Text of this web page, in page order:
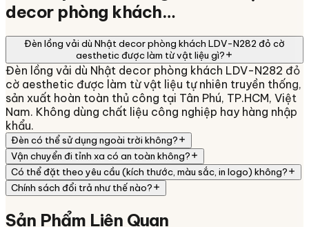
decor phòng khách…
Đèn lồng vải dù Nhật decor phòng khách LDV-N282 đỏ cờ
aesthetic được làm từ vật liệu gì?
Đèn lồng vải dù Nhật decor phòng khách LDV-N282 đỏ
cờ aesthetic được làm từ vật liệu tự nhiên truyền thống,
sản xuất hoàn toàn thủ công tại Tân Phú, TP.HCM, Việt
Nam. Không dùng chất liệu công nghiệp hay hàng nhập
khẩu.
Đèn có thể sử dụng ngoài trời không?
Vận chuyển đi tỉnh xa có an toàn không?
Có thể đặt theo yêu cầu (kích thước, màu sắc, in logo) không?
Chính sách đổi trả như thế nào?
Sản Phẩm Liên Quan